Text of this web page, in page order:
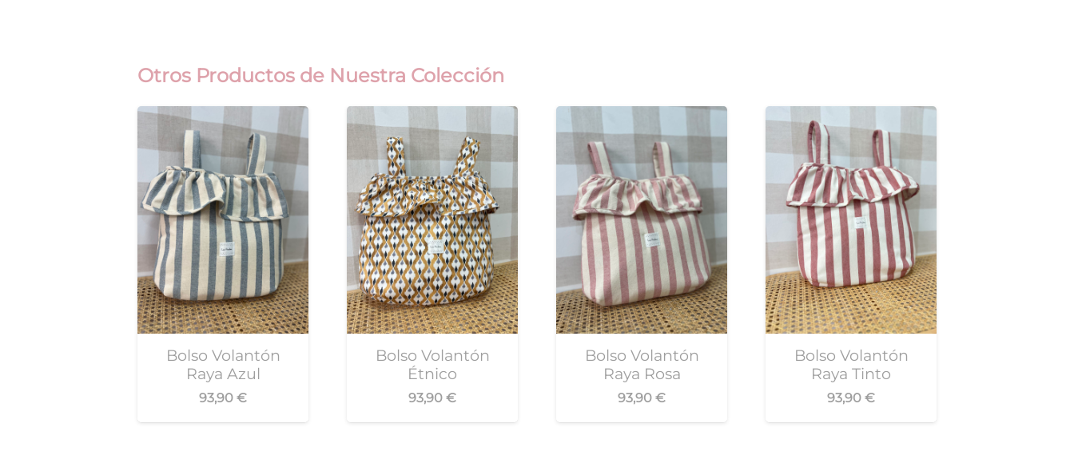
Otros Productos de Nuestra Colección
Bolso Volantón
Raya Azul
93,90 €
Bolso Volantón
Étnico
93,90 €
Bolso Volantón
Raya Rosa
93,90 €
Bolso Volantón
Raya Tinto
93,90 €